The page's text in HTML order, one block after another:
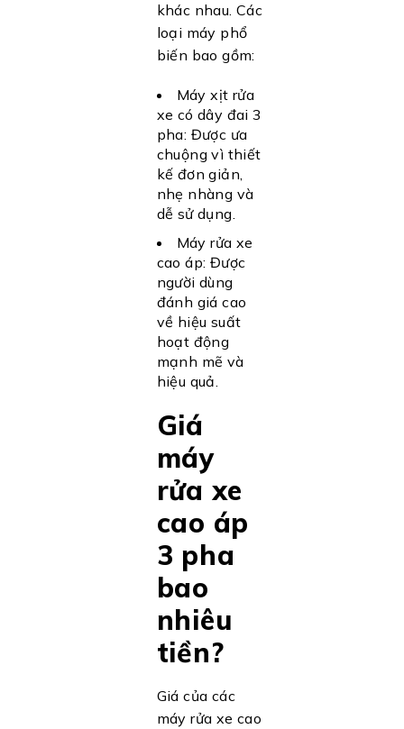
khác nhau. Các
loại máy phổ
biến bao gồm:
Máy xịt rửa
xe có dây đai 3
pha: Được ưa
chuộng vì thiết
kế đơn giản,
nhẹ nhàng và
dễ sử dụng.
Máy rửa xe
cao áp: Được
người dùng
đánh giá cao
về hiệu suất
hoạt động
mạnh mẽ và
hiệu quả.
Giá
máy
rửa xe
cao áp
3 pha
bao
nhiêu
tiền?
Giá của các
máy rửa xe cao